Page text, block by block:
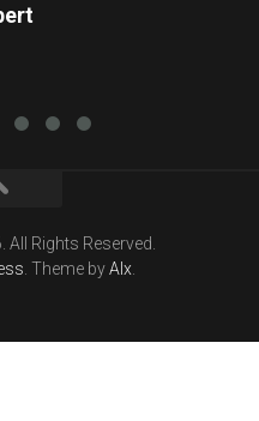
Rights Reserved.
. Theme byAlx.